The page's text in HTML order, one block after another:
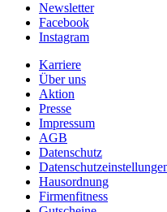
Newsletter
Facebook
Instagram
Karriere
Über uns
Aktion
Presse
Impressum
AGB
Datenschutz
Hausordnung
Firmenfitness